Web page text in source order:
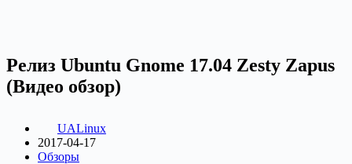
Релиз Ubuntu Gnome 17.04 Zesty Zapus
(Видео обзор)
UALinux
2017-04-17
Обзоры